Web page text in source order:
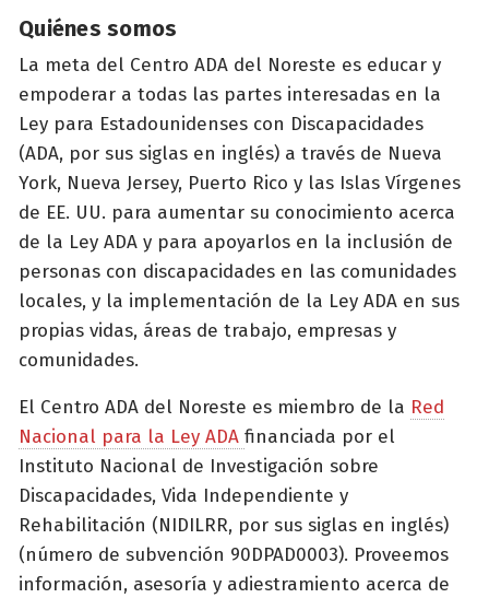
Quiénes somos
La meta del Centro ADA del Noreste es educar y
empoderar a todas las partes interesadas en la
Ley para Estadounidenses con Discapacidades
(ADA, por sus siglas en inglés) a través de Nueva
York, Nueva Jersey, Puerto Rico y las Islas Vírgenes
de EE. UU. para aumentar su conocimiento acerca
de la Ley ADA y para apoyarlos en la inclusión de
personas con discapacidades en las comunidades
locales, y la implementación de la Ley ADA en sus
propias vidas, áreas de trabajo, empresas y
comunidades.
El Centro ADA del Noreste es miembro de la Red
Nacional para la Ley ADA financiada por el
Instituto Nacional de Investigación sobre
Discapacidades, Vida Independiente y
Rehabilitación (NIDILRR, por sus siglas en inglés)
(número de subvención 90DPAD0003). Proveemos
información, asesoría y adiestramiento acerca de